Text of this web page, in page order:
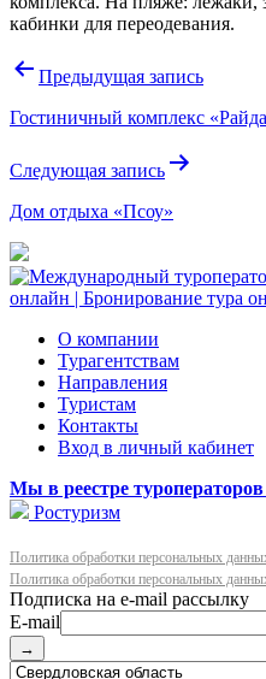
кабинки для переодевания.
Навигация
записям
Предыдущая запись
Гостиничный комплекс
Следующая запись
Дом отдыха «Псоу»
О компании
Турагентствам
Направления
Туристам
Контакты
Вход в личный кабинет
Мы в реестре туроператоров
Ростуризм
Политика обработки персональных
Политика обработки персональных
E-mail
→